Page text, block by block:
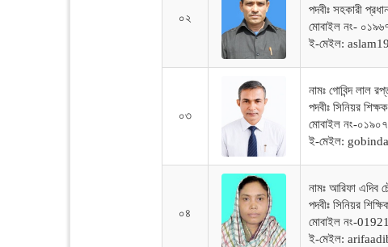
০২
পদবীঃ সহকারী
মোবাইল নং-
ই-মেইল:
০৩
নামঃ গোবিন্দ লাল
পদবীঃ সিনিয়র
মোবাইল নং-
ই-মেইল:
০৪
নামঃ আরিফা এদিব
পদবীঃ সিনিয়র
মোবাইল নং-
ই-মেইল: